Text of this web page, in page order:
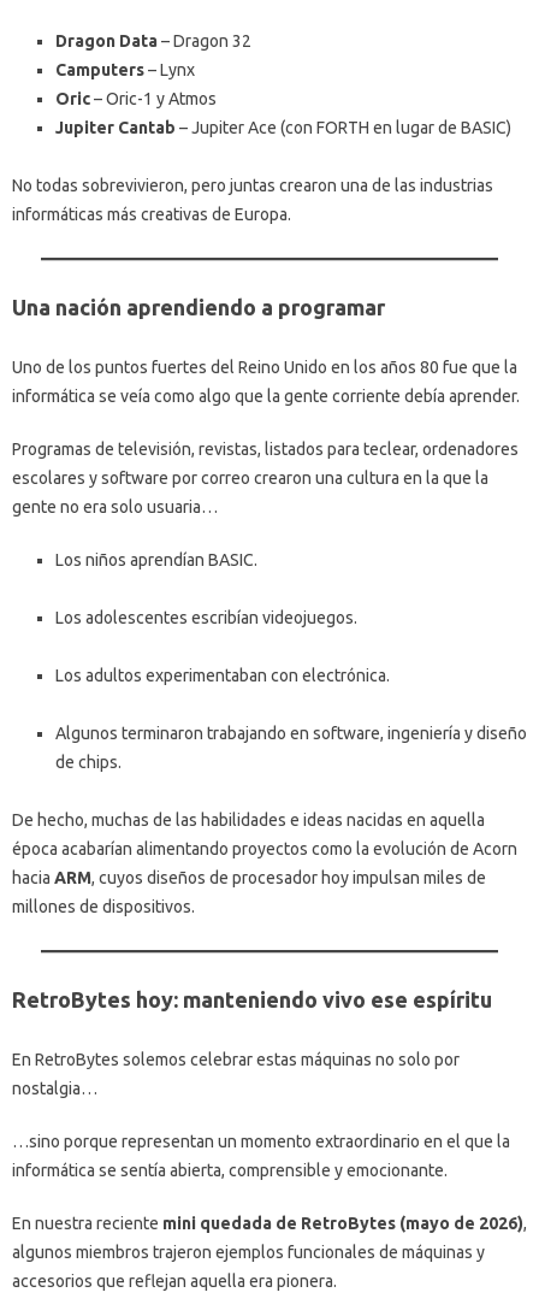
Dragon Data– Dragon 32
Camputers– Lynx
Oric– Oric-1 y Atmos
Jupiter Cantab – Jupiter Ace (con FORTH en lugar de BASIC)
No todas sobrevivieron, pero juntas crearon una de las industrias
informáticas más creativas de Europa.
Una nación aprendiendo a programar
Uno de los puntos fuertes del Reino Unido en los años 80 fue que la
informática se veía como algo que la gente corriente debía aprender.
Programas de televisión, revistas, listados para teclear, ordenadores
escolares y software por correo crearon una cultura en la que la
gente no era solo usuaria…
Los niños aprendían BASIC.
Los adolescentes escribían videojuegos.
Los adultos experimentaban con electrónica.
Algunos terminaron trabajando en software, ingeniería y diseño
de chips.
De hecho, muchas de las habilidades e ideas nacidas en aquella
época acabarían alimentando proyectos como la evolución de Acorn
hacia ARM, cuyos diseños de procesador hoy impulsan miles de
millones de dispositivos.
RetroBytes hoy: manteniendo vivo ese espíritu
En RetroBytes solemos celebrar estas máquinas no solo por
nostalgia…
…sino porque representan un momento extraordinario en el que la
informática se sentía abierta, comprensible y emocionante.
En nuestra reciente mini quedada de RetroBytes (mayo de 2026),
algunos miembros trajeron ejemplos funcionales de máquinas y
accesorios que reflejan aquella era pionera.